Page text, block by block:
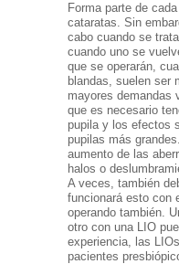
Forma parte de
cataratas. Sin
cabo cuando se
cuando uno se
que se operarán,
blandas, suelen ser
mayores demandas
que es necesario
pupila y los efectos
pupilas más
aumento de las
halos o
A veces, también
funcionará esto con
operando también.
otro con una LIO
experiencia, las
pacientes